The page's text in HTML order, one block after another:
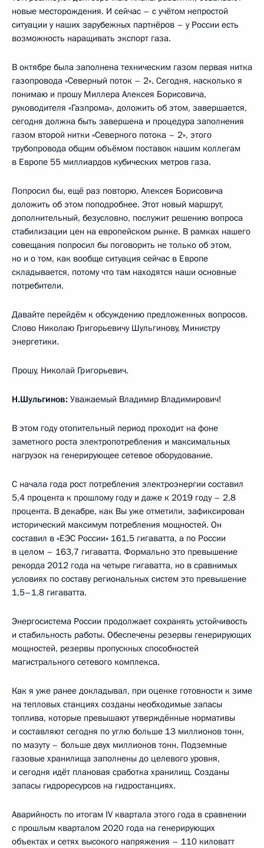
новые месторождения. И сейчас – с учётом непростой
ситуации у наших зарубежных партнёров – у России есть
возможность наращивать экспорт газа.
В октябре была заполнена техническим газом первая нитка
газопровода «Северный поток – 2». Сегодня, насколько я
понимаю и прошу Миллера Алексея Борисовича,
руководителя «Газпрома», доложить об этом, завершается,
сегодня должна быть завершена и процедура заполнения
газом второй нитки «Северного потока – 2», этого
трубопровода общим объёмом поставок нашим коллегам
в Европе 55 миллиардов кубических метров газа.
Попросил бы, ещё раз повторю, Алексея Борисовича
доложить об этом поподробнее. Этот новый маршрут,
дополнительный, безусловно, послужит решению вопроса
стабилизации цен на европейском рынке. В рамках нашего
совещания попросил бы поговорить не только об этом,
но и о том, как вообще ситуация сейчас в Европе
складывается, потому что там находятся наши основные
потребители.
Давайте перейдём к обсуждению предложенных вопросов.
Слово Николаю Григорьевичу Шульгинову, Министру
энергетики.
Прошу, Николай Григорьевич.
Н.Шульгинов: Уважаемый Владимир Владимирович!
В этом году отопительный период проходит на фоне
заметного роста электропотребления и максимальных
нагрузок на генерирующее сетевое оборудование.
С начала года рост потребления электроэнергии составил
5,4 процента к прошлому году и даже к 2019 году – 2,8
процента. В декабре, как Вы уже отметили, зафиксирован
исторический максимум потребления мощностей. Он
составил в «ЕЭС России» 161,5 гигаватта, а по России
в целом – 163,7 гигаватта. Формально это превышение
рекорда 2012 года на четыре гигаватта, но в сравнимых
условиях по составу региональных систем это превышение
1,5–1,8 гигаватта.
Энергосистема России продолжает сохранять устойчивость
и стабильность работы. Обеспечены резервы генерирующих
мощностей, резервы пропускных способностей
магистрального сетевого комплекса.
Как я уже ранее докладывал, при оценке готовности к зиме
на тепловых станциях созданы необходимые запасы
топлива, которые превышают утверждённые нормативы
и составляют сегодня по углю больше 13 миллионов тонн,
по мазуту – больше двух миллионов тонн. Подземные
газовые хранилища заполнены до целевого уровня,
и сегодня идёт плановая сработка хранилищ. Созданы
запасы гидроресурсов на гидростанциях.
Аварийность по итогам IV квартала этого года в сравнении
с прошлым кварталом 2020 года на генерирующих
объектах и сетях высокого напряжения – 110 киловатт